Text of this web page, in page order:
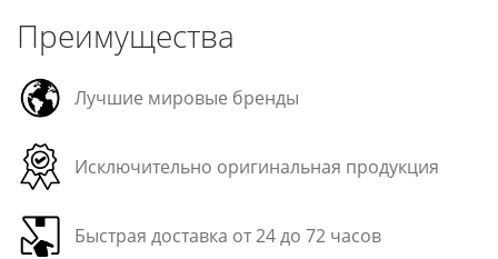
Преимущества
Лучшие мировые бренды
Исключительно оригинальная продукция
Быстрая доставка от 24 до 72 часов